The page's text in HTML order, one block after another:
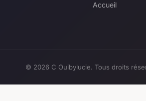
Accueil
© 2026 C Ouibylucie. Tous droits